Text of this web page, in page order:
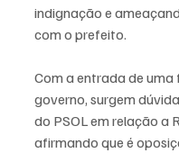
indignação e
com o prefeito.
Com a entrada de uma
governo, surgem
do PSOL em relação a
afirmando que é